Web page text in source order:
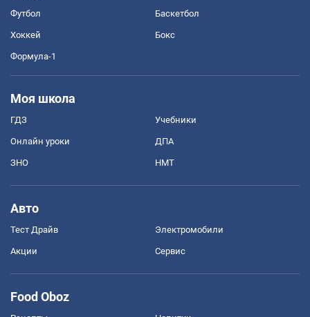
Футбол Баскетбол
Хоккей Бокс
Формула-1
Моя школа
ГДЗ Учебники
Онлайн уроки ДПА
ЗНО НМТ
Авто
Тест Драйв Электромобили
Акции Сервис
Food Oboz